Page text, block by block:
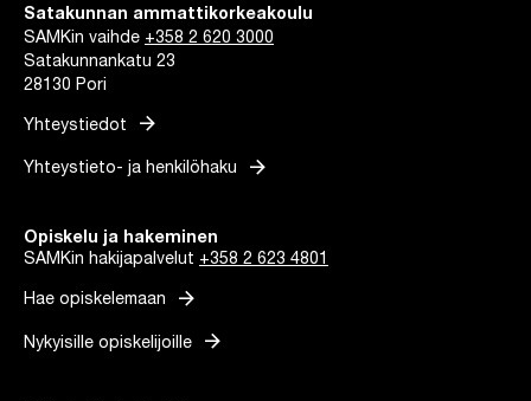
Satakunnan ammattikorkeakoulu
SAMKin vaihde +358 2 620 3000
Satakunnankatu 23
28130 Pori
Yhteystiedot arrow_forward
Yhteystieto- ja henkilöhaku arrow_forward
Opiskelu ja hakeminen
SAMKin hakijapalvelut +358 2 623 4801
Hae opiskelemaan arrow_forward
Nykyisille opiskelijoille arrow_forward